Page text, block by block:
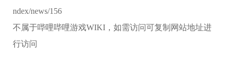
ndex/news/156
不属于哔哩哔哩游戏WIKI，如需访问可复制网站地址进
行访问